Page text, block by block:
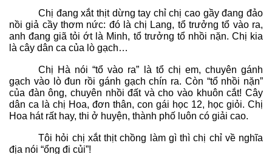
Chị đang xắt thịt dừng tay chỉ chị cao gầy đang đảo
nồi giả cầy thơm nức: đó là chị Lang, tổ trưởng tổ vào ra,
anh đang giã tỏi ớt là Minh, tổ trưởng tổ nhồi nặn. Chị kia
là cây dân ca của lò gạch…
Chị Hà nói “tổ vào ra” là tổ chị em, chuyên gánh
gạch vào lò đun rồi gánh gạch chín ra. Còn “tổ nhồi nặn”
của đàn ông, chuyên nhồi đất và cho vào khuôn cắt! Cây
dân ca là chị Hoa, đơn thân, con gái học 12, học giỏi. Chị
Hoa hát rất hay, thi ở huyện, thành phố luôn có giải cao.
Tôi hỏi chị xắt thịt chồng làm gì thì chị chỉ về nghĩa
địa nói “ổng đi củi”!